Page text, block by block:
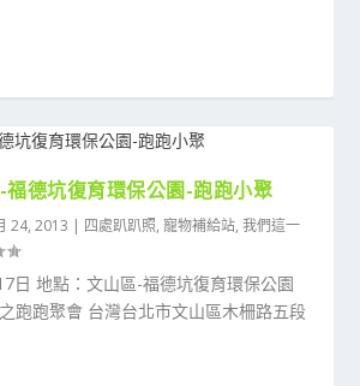
德坑復育環保公園-跑跑小聚
24, 2013 | 四處趴趴照,寵物補給站,我們這一
日 地點：文山區-福德坑復育環保公園
跑跑聚會 台灣台北市文山區木柵路五段